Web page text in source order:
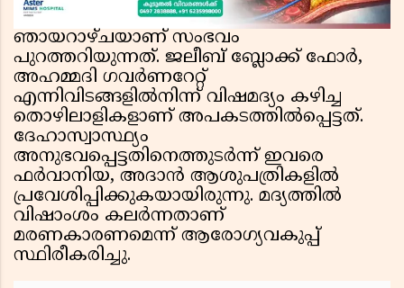
ഞായറാഴ്ചയാണ് സംഭവം
പുറത്തറിയുന്നത്. ജലീബ് ബ്ലോക്ക് ഫോർ,
അഹമ്മദി ഗവർണറേറ്റ്
എന്നിവിടങ്ങളിൽനിന്ന് വിഷമദ്യം കഴിച്ച
തൊഴിലാളികളാണ് അപകടത്തിൽപ്പെട്ടത്.
ദേഹാസ്വാസ്ഥ്യം
അനുഭവപ്പെട്ടതിനെത്തുടർന്ന് ഇവരെ
ഫർവാനിയ, അദാൻ ആശുപത്രികളിൽ
പ്രവേശിപ്പിക്കുകയായിരുന്നു. മദ്യത്തിൽ
വിഷാംശം കലർന്നതാണ്
മരണകാരണമെന്ന് ആരോഗ്യവകുപ്പ്
സ്ഥിരീകരിച്ചു.